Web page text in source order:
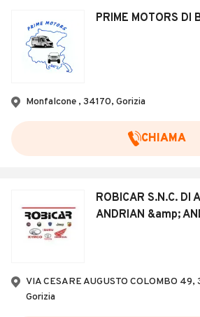
PRIME MOTORS DI
Monfalcone , 34170, Gorizia
CHIAMA
ROBICAR S.N.C. DI
ANDRIAN &amp;
VIA CESARE AUGUSTO COLOMBO
Gorizia